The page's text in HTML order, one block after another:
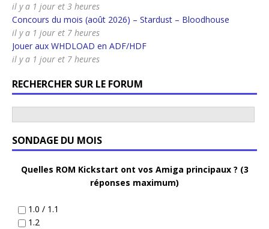
il y a 1 jour et 3 heures
Concours du mois (août 2026) – Stardust – Bloodhouse
il y a 1 jour et 7 heures
Jouer aux WHDLOAD en ADF/HDF
il y a 1 jour et 7 heures
RECHERCHER SUR LE FORUM
SONDAGE DU MOIS
Quelles ROM Kickstart ont vos Amiga principaux ? (3
réponses maximum)
1.0 / 1.1
1.2